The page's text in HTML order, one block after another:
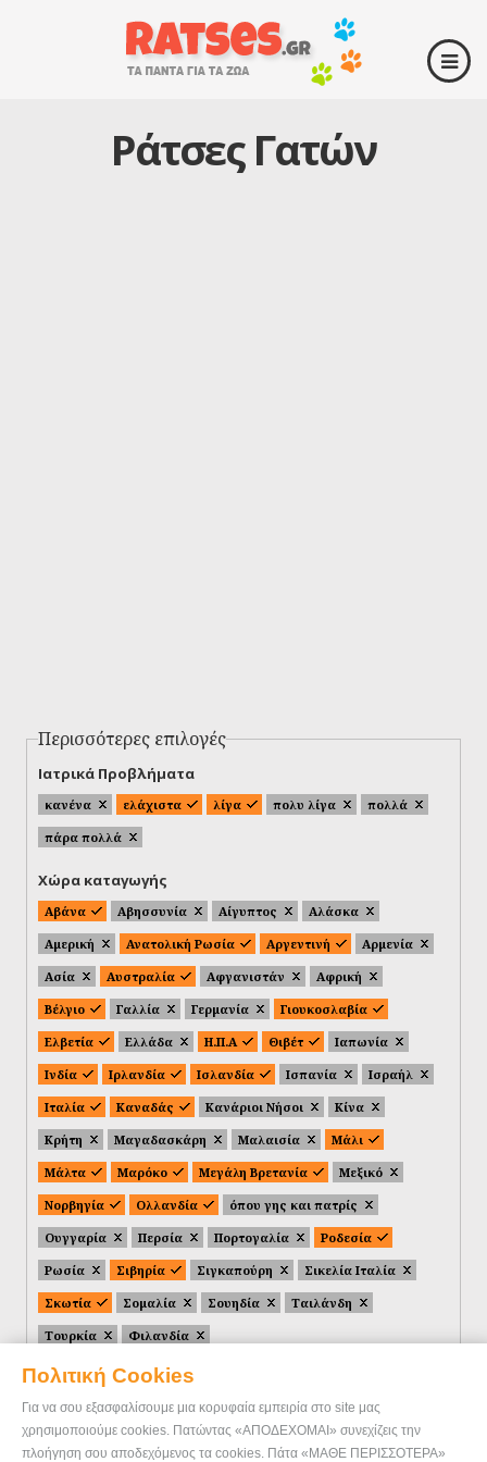
Πολιτική Cookies
Για να σου εξασφαλίσουμε μια κορυφαία εμπειρία στο site μας
χρησιμοποιούμε cookies. Πατώντας «ΑΠΟΔΕΧΟΜΑΙ» συνεχίζεις την
πλοήγηση σου αποδεχόμενος τα cookies. Πάτα «ΜΑΘΕ ΠΕΡΙΣΣΟΤΕΡΑ»
Ράτσες Γατών
Περισσότερες επιλογές
Ιατρικά Προβλήματα
κανένα ελάχιστα λίγα πολυ λίγα
πολλά
πάρα πολλά
Χώρα καταγωγής
Αβάνα Αβησσυνία Αίγυπτος
Αλάσκα
Αμερική
Ανατολική Ρωσία Αργεντινή
Αρμενία
Ασία
Αυστραλία Αφγανιστάν
Αφρική
Βέλγιο
Γαλλία Γερμανία
Γιουκοσλαβία
Ελβετία
Ελλάδα Η.Π.Α Θιβέτ
Ιαπωνία
Ινδία
Ιρλανδία Ισλανδία Ισπανία
Ισραήλ
Ιταλία
Καναδάς Κανάριοι Νήσοι
Κίνα
Κρήτη
Μαγαδασκάρη Μαλαισία
Μάλι
Μάλτα
Μαρόκο Μεγάλη Βρετανία
Μεξικό
Νορβηγία
Ολλανδία
όπου γης και πατρίς
Ουγγαρία
Περσία Πορτογαλία
Ροδεσία
Ρωσία
Σιβηρία Σιγκαπούρη
Σικελία Ιταλία
Σκωτία
Σομαλία Σουηδία
Ταιλάνδη
Τουρκία
Φιλανδία